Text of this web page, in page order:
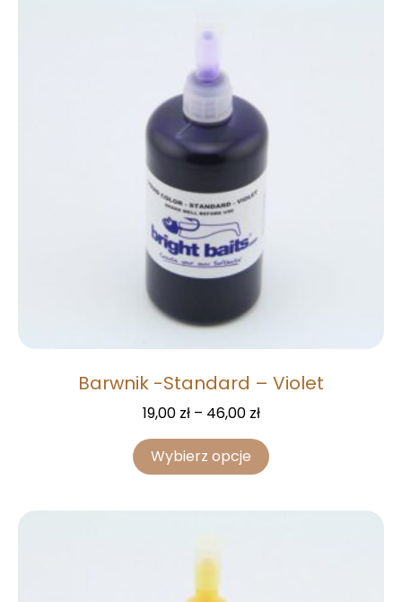
Barwnik -Standard – Violet
19,00 zł – 46,00 zł
Wybierz opcje